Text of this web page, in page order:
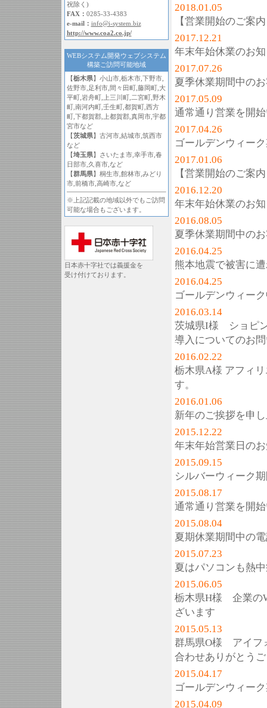
祝除く)
FAX： 0285-33-4383
e-mail： info@i-system.biz
http://www.coa2.co.jp/
WEBシステム開発ウェブシステム
構築ご訪問可能地域
【栃木県】小山市,栃木市,下野市,
佐野市,足利市,間々田町,藤岡町,大
平町,岩舟町,上三川町,二宮町,野木
町,南河内町,壬生町,都賀町,西方
町,下都賀郡,上都賀郡,真岡市,宇都
宮市など
【茨城県】古河市,結城市,筑西市
など
【埼玉県】さいたま市,幸手市,春
日部市,久喜市,など
【群馬県】桐生市,館林市,みどり
市,前橋市,高崎市,など
※上記記載の地域以外でもご訪問
可能な場合もございます。
日本赤十字社では義援金を
受け付けております。
2018.01.05
【営業開始のご案
2017.12.21
年末年始休業のお
2017.07.26
夏季休業期間中の
2017.05.09
通常通り営業を開
2017.04.26
ゴールデンウィー
2017.01.06
【営業開始のご案
2016.12.20
年末年始休業のお
2016.08.05
夏季休業期間中の
2016.04.25
熊本地震で被害に
2016.04.25
ゴールデンウィー
2016.03.14
茨城県I様 ショピ
導入についてのお
2016.02.22
栃木県A様 アフィ
す。
2016.01.06
新年のご挨拶を申
2015.12.22
年末年始営業日の
2015.09.15
シルバーウィーク
2015.08.17
通常通り営業を開
2015.08.04
夏期休業期間中の
2015.07.23
夏はパソコンも熱
2015.06.05
栃木県H様 企業の
ざいます
2015.05.13
群馬県O様 アイフ
合わせありがとう
2015.04.17
ゴールデンウィー
2015.04.09